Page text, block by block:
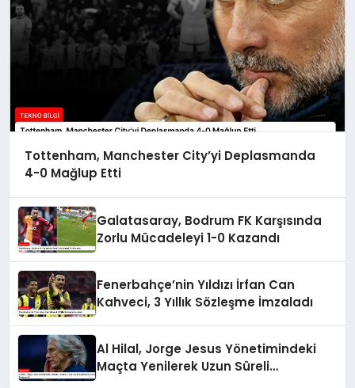
Tottenham, Manchester City’yi Deplasmanda
4-0 Mağlup Etti
Galatasaray, Bodrum FK Karşısında
Zorlu Mücadeleyi 1-0 Kazandı
Fenerbahçe’nin Yıldızı İrfan Can
Kahveci, 3 Yıllık Sözleşme İmzaladı
Al Hilal, Jorge Jesus Yönetimindeki
Maçta Yenilerek Uzun Süreli